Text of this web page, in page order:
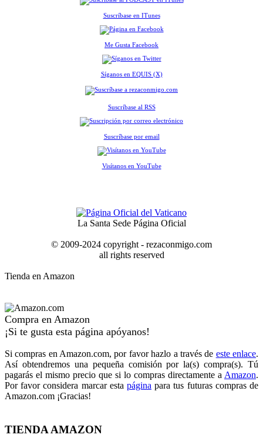
Suscríbase en ITunes
Me Gusta Facebook
Síganos en EQUIS (X)
Suscríbase al RSS
Suscríbase por email
Visítanos en YouTube
La Santa Sede Página Oficial
© 2009-2024 copyright - rezaconmigo.com
all rights reserved
Tienda en Amazon
Compra en Amazon
¡Si te gusta esta página apóyanos!
Si compras en Amazon.com, por favor hazlo a través de este enlace.
Así obtendremos una pequeña comisión por la(s) compra(s). Tú
pagarás el mismo precio que si lo compras directamente a Amazon.
Por favor considera marcar esta página para tus futuras compras de
Amazon.com ¡Gracias!
TIENDA AMAZON